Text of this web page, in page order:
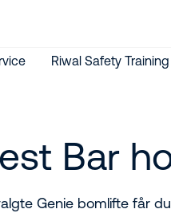
Riwal Safety Training
Bar
Genie bomlifte får